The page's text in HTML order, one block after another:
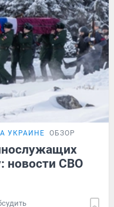
УКРАИНЕ ОБЗОР
новости СВО